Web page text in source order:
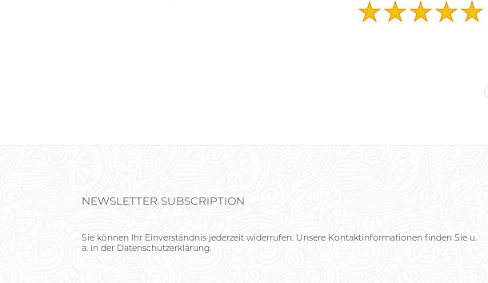
NEWSLETTER SUBSCRIPTION
Sie können Ihr Einverständnis jederzeit widerrufen. Unsere Kontaktinformationen finden Sie u.
a. in der Datenschutzerklärung.